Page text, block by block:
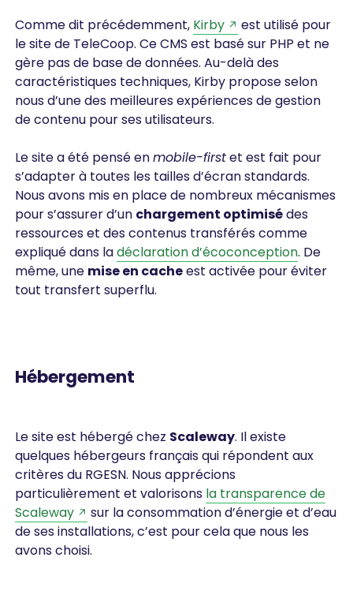
Comme dit précédemment, Kirby
est utilisé pour
le site de TeleCoop. Ce CMS est basé sur PHP et ne
gère pas de base de données. Au-delà des
caractéristiques techniques, Kirby propose selon
nous d’une des meilleures expériences de gestion
de contenu pour ses utilisateurs.
Le site a été pensé enmobile-firstet est fait pour
s’adapter à toutes les tailles d’écran standards.
Nous avons mis en place de nombreux mécanismes
pour s’assurer d’un chargement optimisédes
ressources et des contenus transférés comme
expliqué dans ladéclaration d’écoconception. De
même, une mise en cacheest activée pour éviter
tout transfert superflu.
Hébergement
Le site est hébergé chez Scaleway. Il existe
quelques hébergeurs français qui répondent aux
critères du RGESN. Nous apprécions
particulièrement et valorisons la transparence de
Scaleway
sur la consommation d’énergie et d’eau
de ses installations, c’est pour cela que nous les
avons choisi.